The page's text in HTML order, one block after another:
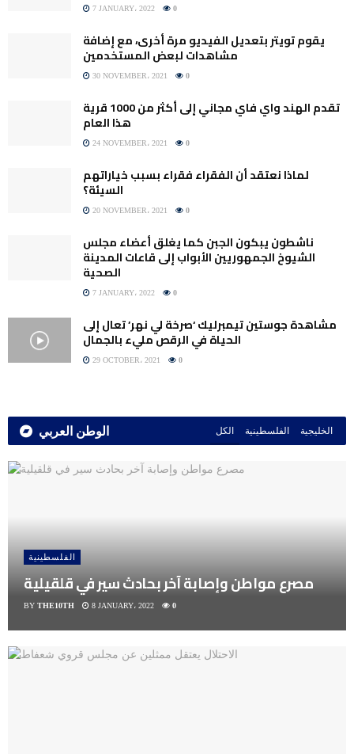
7 JANUARY، 2022 0
يقوم تويتر بتعديل الفيديو مرة أخرى، مع إضافة
مشاهدات لبعض المستخدمين
30 NOVEMBER، 2021 0
تقدم الهند واي فاي مجاني إلى أكثر من 1000 قرية
هذا العام
24 NOVEMBER، 2021 0
لماذا نعتقد أن الفقراء فقراء بسبب خياراتهم
السيئة؟
20 NOVEMBER، 2021 0
ناشطون يبكون الجبن كما يغلق أعضاء مجلس
الشيوخ الجمهوريين الأبواب إلى قاعات المدينة
الصحية
7 JANUARY، 2022 0
مشاهدة جوستين تيمبرليك ‘صرخة لي نهر’ تعال إلى
الحياة في الرقص مليء بالجمال
29 OCTOBER، 2021 0
الوطن العربي الكل الفلسطينية الخليجية
الفلسطينية
مصرع مواطن وإصابة آخر بحادث سير في قلقيلية
BY THE10TH 8 JANUARY، 2022 0